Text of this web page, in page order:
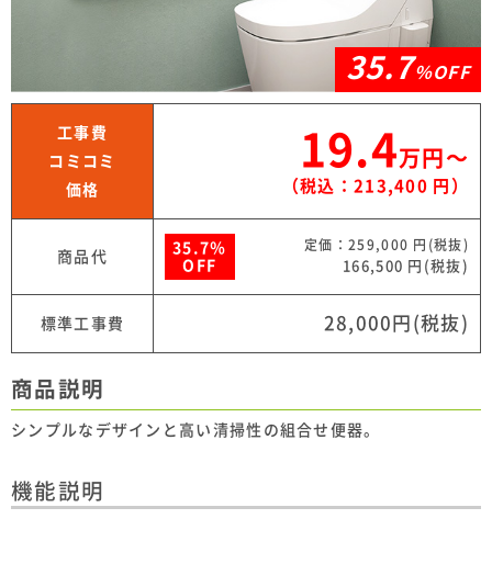
35.7％OFF
工事費
コミコミ
価格
19.4万円〜
（税込：213,400 円）
商品代
35.7％
OFF
定価：259,000 円(税抜)
166,500 円(税抜)
標準工事費 28,000円(税抜)
商品説明
シンプルなデザインと高い清掃性の組合せ便器。
機能説明